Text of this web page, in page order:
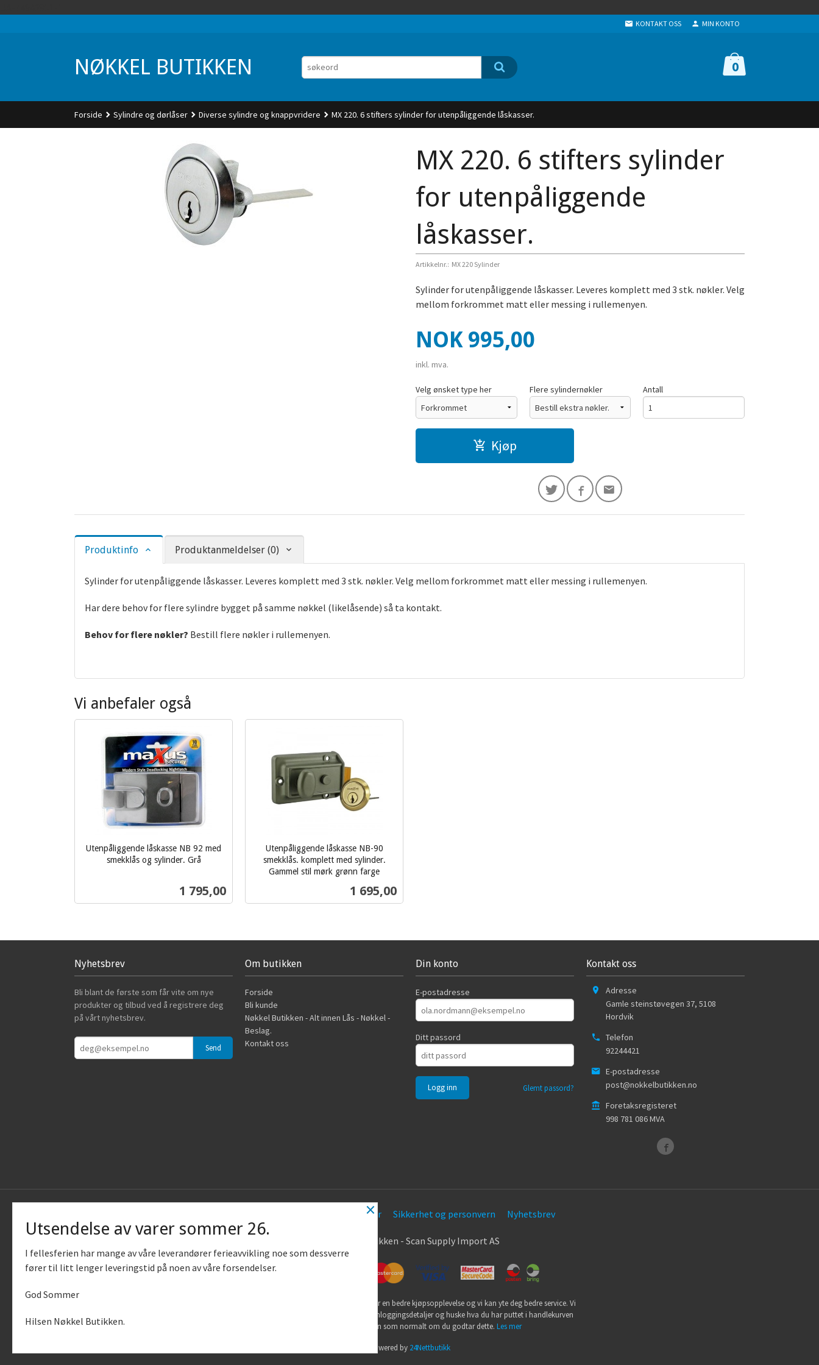
KONTAKT OSS MIN KONTO
NØKKEL BUTIKKEN 0
Forside Sylindre og dørlåser Diverse sylindre og knappvridere MX 220. 6 stifters sylinder for utenpåliggende låskasser.
MX 220. 6 stifters sylinder
for utenpåliggende
låskasser.
Artikkelnr.: MX 220 Sylinder
Sylinder for utenpåliggende låskasser. Leveres komplett med 3 stk. nøkler. Velg
mellom forkrommet matt eller messing i rullemenyen.
Pris
NOK 995,00
inkl. mva.
Velg ønsket type her Flere sylindernøkler Antall
Kjøp
Produktinfo Produktanmeldelser (0)
Sylinder for utenpåliggende låskasser. Leveres komplett med 3 stk. nøkler. Velg mellom forkrommet matt eller messing i rullemenyen.
Har dere behov for flere sylindre bygget på samme nøkkel (likelåsende) så ta kontakt.
Behov for flere nøkler? Bestill flere nøkler i rullemenyen.
Vi anbefaler også
Utenpåliggende låskasse NB 92 med
smekklås og sylinder. Grå
Pris
1 795,00
Utenpåliggende låskasse NB-90
smekklås. komplett med sylinder.
Gammel stil mørk grønn farge
Pris
1 695,00
Nyhetsbrev
Bli blant de første som får vite om nye
produkter og tilbud ved å registrere deg
på vårt nyhetsbrev.
Om butikken
Forside
Bli kunde
Nøkkel Butikken - Alt innen Lås - Nøkkel -
Beslag.
Kontakt oss
Din konto
E-postadresse
Ditt passord
Glemt passord?
Kontakt oss
Adresse
Gamle steinstøvegen 37, 5108
Hordvik
Telefon
92244421
E-postadresse
post@nokkelbutikken.no
Foretaksregisteret
998 781 086 MVA
Kjøpsbetingelser Sikkerhet og personvern Nyhetsbrev
© Nøkkel Butikken - Scan Supply Import AS
Vår nettbutikk bruker cookies slik at du får en bedre kjøpsopplevelse og vi kan yte deg bedre service. Vi
bruker cookies hovedsaklig til å lagre innloggingsdetaljer og huske hva du har puttet i handlekurven
din. Fortsett å bruke siden som normalt om du godtar dette. Les mer
Powered by 24Nettbutikk
×
Utsendelse av varer sommer 26.
I fellesferien har mange av våre leverandører ferieavvikling noe som dessverre
fører til litt lenger leveringstid på noen av våre forsendelser.
God Sommer
Hilsen Nøkkel Butikken.